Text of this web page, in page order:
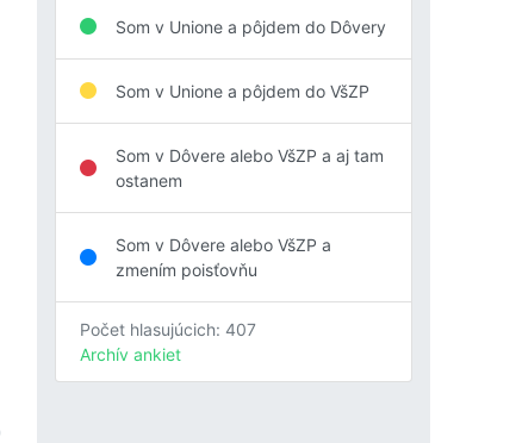
Som v Unione a pôjdem do Dôvery
Som v Unione a pôjdem do VšZP
Som v Dôvere alebo VšZP a aj tam
ostanem
Som v Dôvere alebo VšZP a
zmením poisťovňu
Počet hlasujúcich: 407
Archív ankiet